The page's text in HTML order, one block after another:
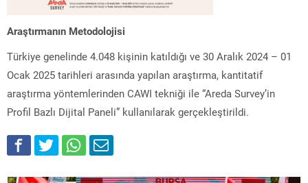
Araştırmanın Metodolojisi
Türkiye genelinde 4.048 kişinin katıldığı ve 30 Aralık 2024 – 01
Ocak 2025 tarihleri arasında yapılan araştırma, kantitatif
araştırma yöntemlerinden CAWI tekniği ile “Areda Survey’in
Profil Bazlı Dijital Paneli” kullanılarak gerçekleştirildi.